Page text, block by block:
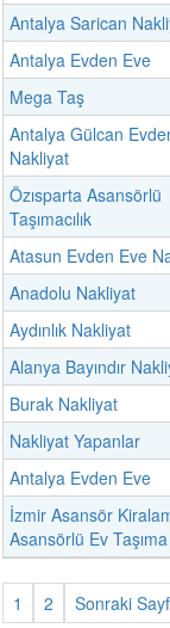
Antalya Sarican
Antalya Evden Eve
Mega Taş
Antalya Gülcan
Nakliyat
Özısparta Asansörlü
Taşımacılık
Atasun Evden Eve
Anadolu Nakliyat
Aydınlık Nakliyat
Alanya Bayındır
Burak Nakliyat
Nakliyat Yapanlar
Antalya Evden Eve
İzmir Asansör
Asansörlü Ev Taşıma
1 2 Sonraki